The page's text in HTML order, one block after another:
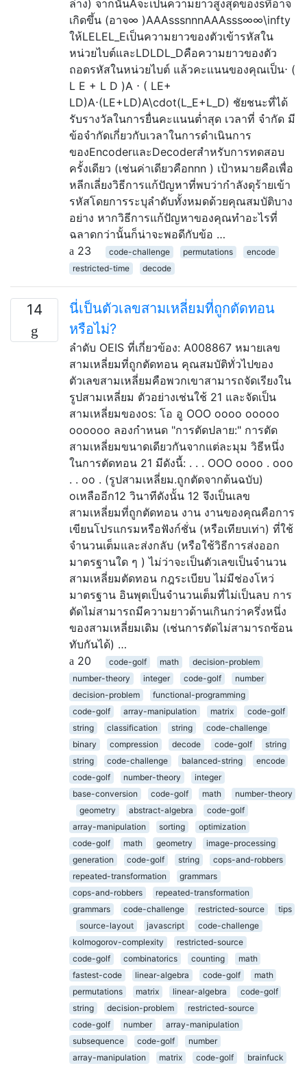
ล่าง) จากนั้นAจะเป็นความยาวสูงสุดของsที่อาจ
เกิดขึ้น (อาจ∞ )AAAsssnnnAAAsss∞∞\infty
ให้LELEL_Eเป็นความยาวของตัวเข้ารหัสใน
หน่วยไบต์และLDLDL_Dคือความยาวของตัว
ถอดรหัสในหน่วยไบต์ แล้วคะแนนของคุณเป็น⋅ (
L E + L D )A ⋅ ( LE+
LD)A⋅(LE+LD)A\cdot(L_E+L_D) ชัยชนะที่ได้
รับรางวัลในการยื่นคะแนนต่ำสุด เวลาที่ จำกัด มี
ข้อจำกัดเกี่ยวกับเวลาในการดำเนินการ
ของEncoderและDecoderสำหรับการทดสอบ
ครั้งเดียว (เช่นค่าเดียวคือnnn ) เป้าหมายคือเพื่อ
หลีกเลี่ยงวิธีการแก้ปัญหาที่พบว่ากำลังดุร้ายเข้า
รหัสโดยการระบุลำดับทั้งหมดด้วยคุณสมบัติบาง
อย่าง หากวิธีการแก้ปัญหาของคุณทำอะไรที่
ฉลาดกว่านั้นก็น่าจะพอดีกับข้อ …
23
code-challenge permutations
encode
restricted-time
decode
14
นี่เป็นตัวเลขสามเหลี่ยมที่ถูกตัดทอน
หรือไม่?
ลำดับ OEIS ที่เกี่ยวข้อง: A008867 หมายเลข
สามเหลี่ยมที่ถูกตัดทอน คุณสมบัติทั่วไปของ
ตัวเลขสามเหลี่ยมคือพวกเขาสามารถจัดเรียงใน
รูปสามเหลี่ยม ตัวอย่างเช่นใช้ 21 และจัดเป็น
สามเหลี่ยมของos: โอ อู OOO oooo ooooo
oooooo ลองกำหนด "การตัดปลาย:" การตัด
สามเหลี่ยมขนาดเดียวกันจากแต่ละมุม วิธีหนึ่ง
ในการตัดทอน 21 มีดังนี้: . . . OOO oooo . ooo
. . oo . (รูปสามเหลี่ยม.ถูกตัดจากต้นฉบับ)
oเหลืออีก12 วินาทีดังนั้น 12 จึงเป็นเลข
สามเหลี่ยมที่ถูกตัดทอน งาน งานของคุณคือการ
เขียนโปรแกรมหรือฟังก์ชั่น (หรือเทียบเท่า) ที่ใช้
จำนวนเต็มและส่งกลับ (หรือใช้วิธีการส่งออก
มาตรฐานใด ๆ ) ไม่ว่าจะเป็นตัวเลขเป็นจำนวน
สามเหลี่ยมตัดทอน กฎระเบียบ ไม่มีช่องโหว่
มาตรฐาน อินพุตเป็นจำนวนเต็มที่ไม่เป็นลบ การ
ตัดไม่สามารถมีความยาวด้านเกินกว่าครึ่งหนึ่ง
ของสามเหลี่ยมเดิม (เช่นการตัดไม่สามารถซ้อน
ทับกันได้) …
20
code-golf math
decision-problem
number-theory
integer code-golf
number
decision-problem
functional-programming
code-golf
array-manipulation matrix
code-golf
string
classification string
code-challenge
binary
compression decode code-golf
string
string
code-challenge balanced-string
encode
code-golf
number-theory
integer
base-conversion
code-golf math
number-theory
geometry
abstract-algebra
code-golf
array-manipulation
sorting
optimization
code-golf
math geometry
image-processing
generation
code-golf string
cops-and-robbers
repeated-transformation
grammars
cops-and-robbers
repeated-transformation
grammars
code-challenge restricted-source
tips
source-layout
javascript
code-challenge
kolmogorov-complexity
restricted-source
code-golf
combinatorics counting
math
fastest-code
linear-algebra code-golf
math
permutations
matrix linear-algebra
code-golf
string
decision-problem
restricted-source
code-golf
number
array-manipulation
subsequence
code-golf
number
array-manipulation
matrix code-golf
brainfuck